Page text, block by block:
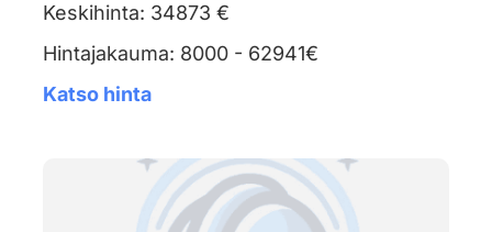
Keskihinta: 34873 €
Hintajakauma: 8000 - 62941€
Katso hinta